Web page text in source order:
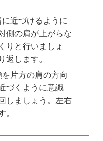
近づけるように
側の肩が上がらな
りと行いましょ
返します。
片方の肩の方向
づくように意識
しましょう。左右
。